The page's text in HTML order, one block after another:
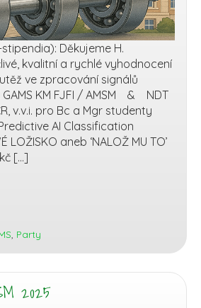
Děkujeme H.
kvalitní a rychlé vyhodnocení
ve zpracování signálů
GAMS KM FJFI / AMSM & NDT
v.v.i. pro Bc a Mgr studenty
AI Classification
LOŽISKO aneb ‘NALOŽ MU TO’
[…]
Party
2025